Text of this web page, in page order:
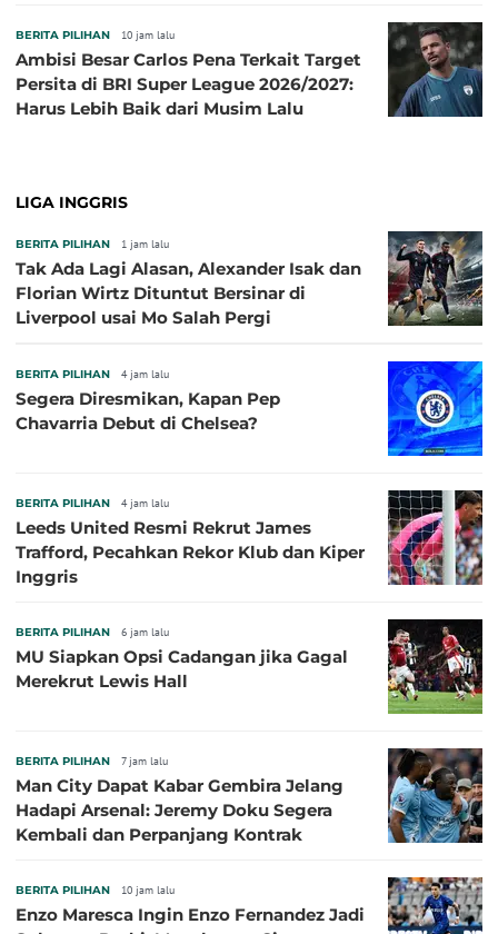
BERITA PILIHAN 10 jam lalu
Ambisi Besar Carlos Pena Terkait Target
Persita di BRI Super League 2026/2027:
Harus Lebih Baik dari Musim Lalu
LIGA INGGRIS
BERITA PILIHAN 1 jam lalu
Tak Ada Lagi Alasan, Alexander Isak dan
Florian Wirtz Dituntut Bersinar di
Liverpool usai Mo Salah Pergi
BERITA PILIHAN 4 jam lalu
Segera Diresmikan, Kapan Pep
Chavarria Debut di Chelsea?
BERITA PILIHAN 4 jam lalu
Leeds United Resmi Rekrut James
Trafford, Pecahkan Rekor Klub dan Kiper
Inggris
BERITA PILIHAN 6 jam lalu
MU Siapkan Opsi Cadangan jika Gagal
Merekrut Lewis Hall
BERITA PILIHAN 7 jam lalu
Man City Dapat Kabar Gembira Jelang
Hadapi Arsenal: Jeremy Doku Segera
Kembali dan Perpanjang Kontrak
BERITA PILIHAN 10 jam lalu
Enzo Maresca Ingin Enzo Fernandez Jadi